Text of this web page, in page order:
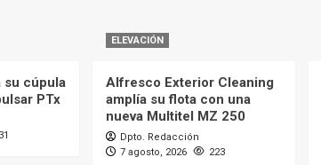
su cúpula
PTx
ELEVACIÓN
Alfresco Exterior Cleaning
amplía su flota con una
nueva Multitel MZ 250
Dpto. Redacción
7 agosto, 2026
223